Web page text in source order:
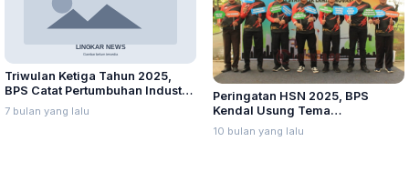
Triwulan Ketiga Tahun 2025,
BPS Catat Pertumbuhan Industri
Manufaktur Nasional Capai 5,58
7 bulan yang lalu
Peringatan HSN 2025, BPS
Kendal Usung Tema
Memasyarakatkan Statistik, Dari
Data Lahir Solusi, Dari Statistik
10 bulan yang lalu